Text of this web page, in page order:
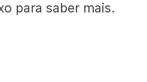
para saber mais.